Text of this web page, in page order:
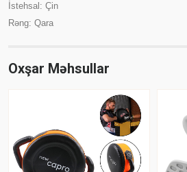
İstehsal: Çin
Rəng: Qara
Oxşar Məhsullar